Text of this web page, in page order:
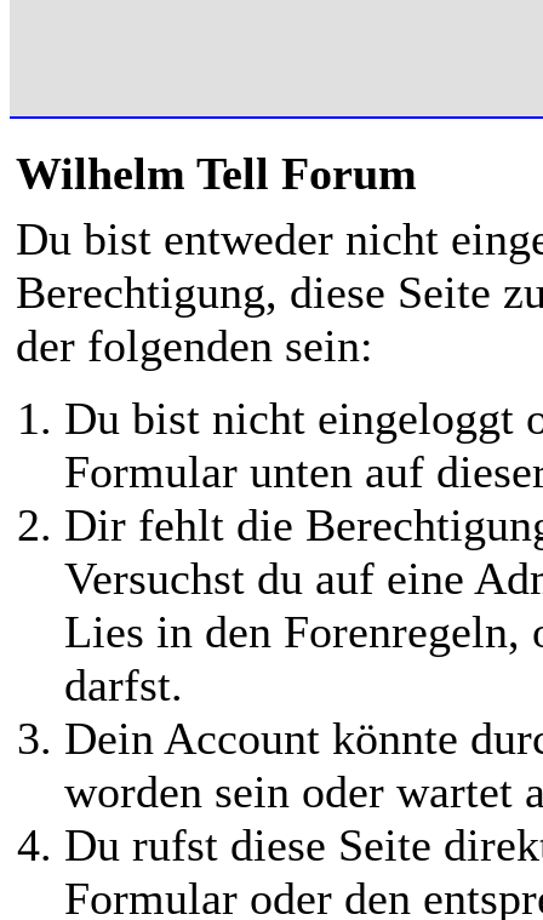
Wilhelm Tell Forum
Du bist entweder nicht
Berechtigung, diese Seite
der folgenden sein:
Du bist nicht eingeloggt
Formular unten auf
Dir fehlt die
Versuchst du auf eine
Lies in den Forenregeln,
darfst.
Dein Account könnte
worden sein oder wartet
Du rufst diese Seite
Formular oder den